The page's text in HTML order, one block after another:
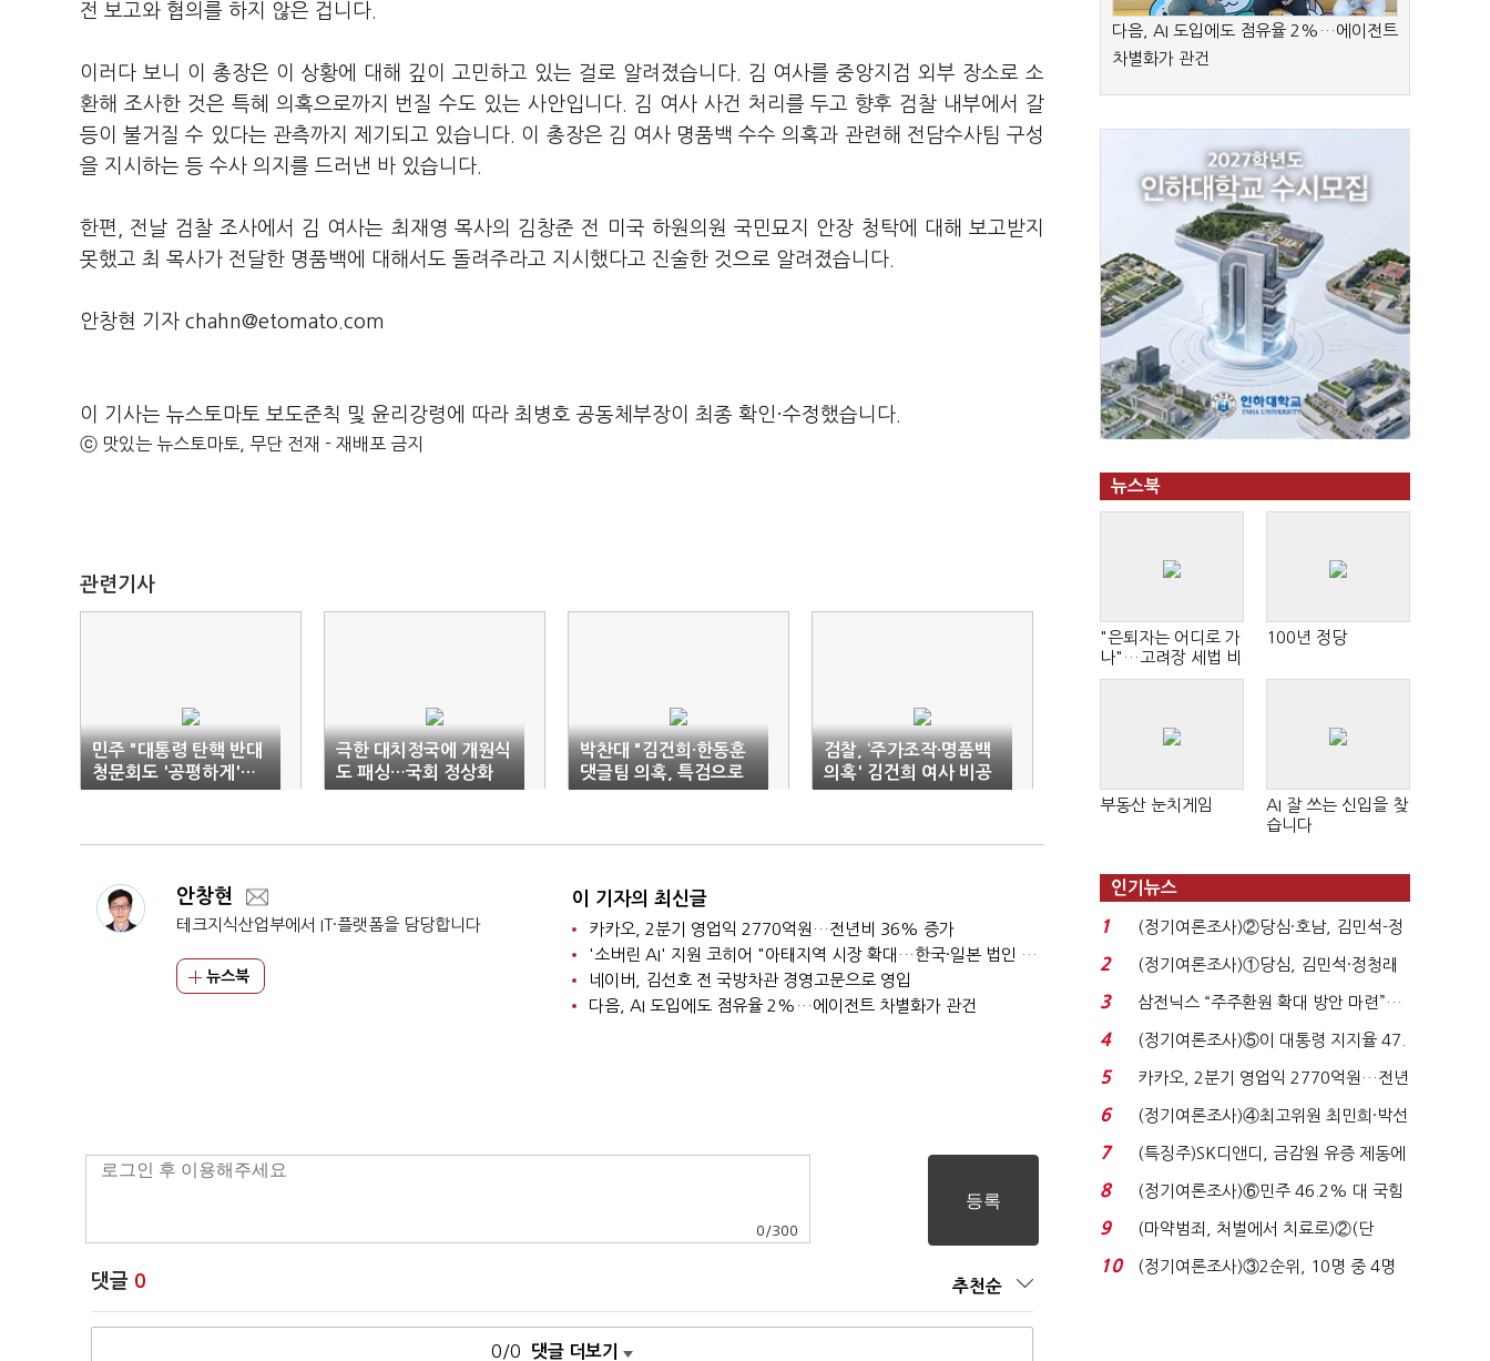
전 보고와 협의를 하지 않은 겁니다.
이러다 보니 이 총장은 이 상황에 대해 깊이 고민하고 있는 걸로 알려졌습니다. 김 여사를 중앙지검 외부 장소로 소
환해 조사한 것은 특혜 의혹으로까지 번질 수도 있는 사안입니다. 김 여사 사건 처리를 두고 향후 검찰 내부에서 갈
등이 불거질 수 있다는 관측까지 제기되고 있습니다. 이 총장은 김 여사 명품백 수수 의혹과 관련해 전담수사팀 구성
을 지시하는 등 수사 의지를 드러낸 바 있습니다.
한편, 전날 검찰 조사에서 김 여사는 최재영 목사의 김창준 전 미국 하원의원 국민묘지 안장 청탁에 대해 보고받지
못했고 최 목사가 전달한 명품백에 대해서도 돌려주라고 지시했다고 진술한 것으로 알려졌습니다.
안창현 기자 chahn@etomato.com
이 기사는 뉴스토마토 보도준칙 및 윤리강령에 따라 최병호 공동체부장이 최종 확인·수정했습니다.
ⓒ 맛있는 뉴스토마토, 무단 전재 - 재배포 금지
관련기사
민주 "대통령 탄핵 반대
청문회도 '공평하게'…
내달 2차례 추진"
극한 대치정국에 개원식
도 패싱…국회 정상화
요원
박찬대 "김건희·한동훈
댓글팀 의혹, 특검으로
라도 밝혀야"
검찰, ‘주가조작·명품백
의혹' 김건희 여사 비공
개 소환조사
안창현
테크지식산업부에서 IT·플랫폼을 담당합니다
뉴스북
이 기자의 최신글
카카오, 2분기 영업익 2770억원…전년비 36% 증가
'소버린 AI' 지원 코히어 "아태지역 시장 확대…한국·일본 법인 설립"
네이버, 김선호 전 국방차관 경영고문으로 영입
다음, AI 도입에도 점유율 2%…에이전트 차별화가 관건
0 /300
댓글 0 추천순
0/0 댓글 더보기
다음, AI 도입에도 점유율 2%…에이전트
차별화가 관건
뉴스북
"은퇴자는 어디로 가
나"…고려장 세법 비
판 확산
100년 정당
부동산 눈치게임
AI 잘 쓰는 신입을 찾
습니다
인기뉴스
1
(정기여론조사)②당심·호남, 김민석-정
청래 '초접전'...
2
(정기여론조사)①당심, 김민석·정청래
'초접전'…대통령 ...
3
삼전닉스 “주주환원 확대 방안 마련”…
로이터에 성명...
4
(정기여론조사)⑤이 대통령 지지율 47.
7%…일주일 만에 ...
5
카카오, 2분기 영업익 2770억원…전년
비 36% 증가...
6
(정기여론조사)④최고위원 최민희·박선
원 '양강'…서미...
7
(특징주)SK디앤디, 금감원 유증 제동에
장 초반 상한가...
8
(정기여론조사)⑥민주 46.2% 대 국힘
31.0%…오차범위 밖 ...
9
(마약범죄, 처벌에서 치료로)②(단
독)"마약은 전염병…여성...
10
(정기여론조사)③2순위, 10명 중 4명